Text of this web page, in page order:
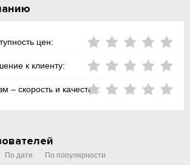
цен:
к клиенту:
– скорость и качество:
По дате По популярности